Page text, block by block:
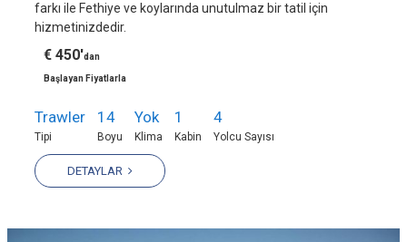
farkı ile Fethiye ve koylarında unutulmaz bir tatil için
hizmetinizdedir.
€ 450'dan
Başlayan Fiyatlarla
Trawler
Tipi
14
Boyu
Yok
Klima
1
Kabin
4
Yolcu Sayısı
DETAYLAR